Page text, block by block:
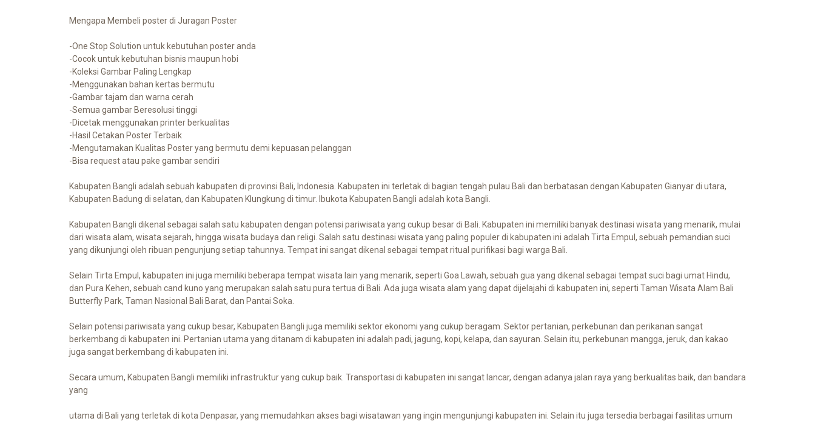
Mengapa Membeli poster di Juragan Poster
-One Stop Solution untuk kebutuhan poster anda
-Cocok untuk kebutuhan bisnis maupun hobi
-Koleksi Gambar Paling Lengkap
-Menggunakan bahan kertas bermutu
-Gambar tajam dan warna cerah
-Semua gambar Beresolusi tinggi
-Dicetak menggunakan printer berkualitas
-Hasil Cetakan Poster Terbaik
-Mengutamakan Kualitas Poster yang bermutu demi kepuasan pelanggan
-Bisa request atau pake gambar sendiri
Kabupaten Bangli adalah sebuah kabupaten di provinsi Bali, Indonesia. Kabupaten ini terletak di bagian tengah pulau Bali dan berbatasan dengan Kabupaten Gianyar di utara,
Kabupaten Badung di selatan, dan Kabupaten Klungkung di timur. Ibukota Kabupaten Bangli adalah kota Bangli.
Kabupaten Bangli dikenal sebagai salah satu kabupaten dengan potensi pariwisata yang cukup besar di Bali. Kabupaten ini memiliki banyak destinasi wisata yang menarik, mulai
dari wisata alam, wisata sejarah, hingga wisata budaya dan religi. Salah satu destinasi wisata yang paling populer di kabupaten ini adalah Tirta Empul, sebuah pemandian suci
yang dikunjungi oleh ribuan pengunjung setiap tahunnya. Tempat ini sangat dikenal sebagai tempat ritual purifikasi bagi warga Bali.
Selain Tirta Empul, kabupaten ini juga memiliki beberapa tempat wisata lain yang menarik, seperti Goa Lawah, sebuah gua yang dikenal sebagai tempat suci bagi umat Hindu,
dan Pura Kehen, sebuah cand kuno yang merupakan salah satu pura tertua di Bali. Ada juga wisata alam yang dapat dijelajahi di kabupaten ini, seperti Taman Wisata Alam Bali
Butterfly Park, Taman Nasional Bali Barat, dan Pantai Soka.
Selain potensi pariwisata yang cukup besar, Kabupaten Bangli juga memiliki sektor ekonomi yang cukup beragam. Sektor pertanian, perkebunan dan perikanan sangat
berkembang di kabupaten ini. Pertanian utama yang ditanam di kabupaten ini adalah padi, jagung, kopi, kelapa, dan sayuran. Selain itu, perkebunan mangga, jeruk, dan kakao
juga sangat berkembang di kabupaten ini.
Secara umum, Kabupaten Bangli memiliki infrastruktur yang cukup baik. Transportasi di kabupaten ini sangat lancar, dengan adanya jalan raya yang berkualitas baik, dan bandara
yang
utama di Bali yang terletak di kota Denpasar, yang memudahkan akses bagi wisatawan yang ingin mengunjungi kabupaten ini. Selain itu juga tersedia berbagai fasilitas umum